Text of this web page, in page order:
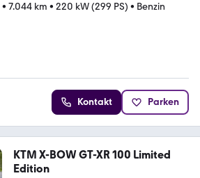
• 7.044 km • 220 kW (299 PS) • Benzin
Kontakt Parken
KTM X-BOW GT-XR 100 Limited
Edition